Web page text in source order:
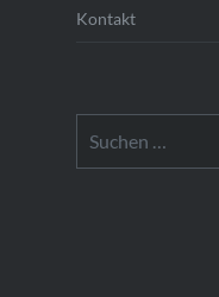
Kontakt
nach: